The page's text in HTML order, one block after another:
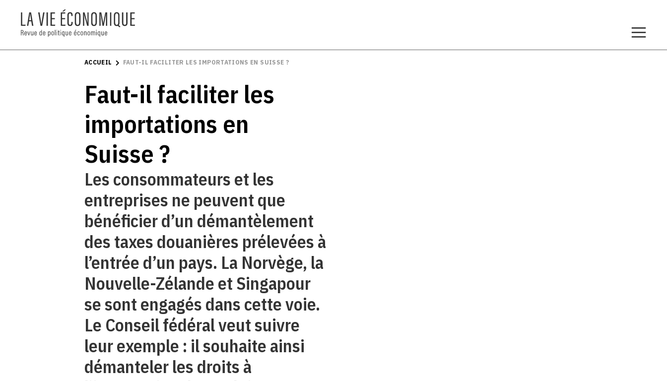
ACCUEIL FAUT-IL FACILITER LES IMPORTATIONS EN SUISSE ?
Faut-il faciliter les
importations en
Suisse ?
Les consommateurs et les
entreprises ne peuvent que
bénéficier d’un démantèlement
des taxes douanières prélevées à
l’entrée d’un pays. La Norvège, la
Nouvelle-Zélande et Singapour
se sont engagés dans cette voie.
Le Conseil fédéral veut suivre
leur exemple : il souhaite ainsi
démanteler les droits à